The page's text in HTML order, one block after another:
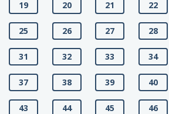
19 20 21 22
25 26 27 28
31 32 33 34
37 38 39 40
43 44 45 46